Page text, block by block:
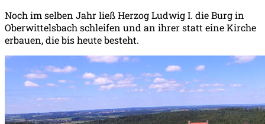
Noch im selben Jahr ließ Herzog Ludwig I. die Burg in
Oberwittelsbach schleifen und an ihrer statt eine Kirche
erbauen, die bis heute besteht.